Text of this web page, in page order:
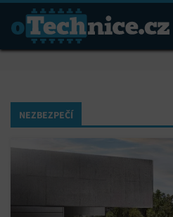
NEZBEZPEČÍ